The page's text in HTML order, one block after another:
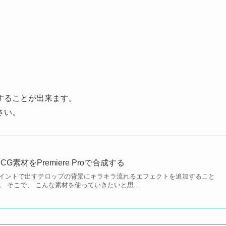
ことが出来ます。
。
素材をPremiere Proで合成する
ントで出すテロップの背景にキラキラ流れるエフェクトを追加すること
そこで、 こんな素材を使っていきたいと思…